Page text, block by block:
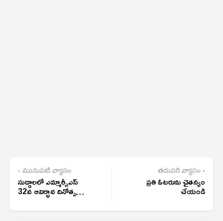
‹ మునుపటి వ్యాసం
సుద్దాలలో ఎమ్మార్పీఎస్
32వ ఆవిర్భావ దినోత్సవం,
మందకృష్ణ మాదిగ జన్మదిన
వేడుకలు ఘనంగా నిర్వహణ
తదుపరి వ్యాసం ›
ప్రతి ఓటరును చైతన్యం
చేయండి